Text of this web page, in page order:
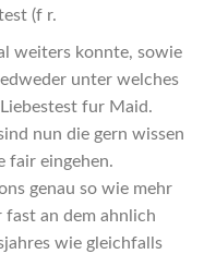
(f r.
weiters konnte, sowie
unter welches
fur Maid.
nun die gern wissen
fair eingehen.
genau so wie mehr
an dem ahnlich
wie gleichfalls